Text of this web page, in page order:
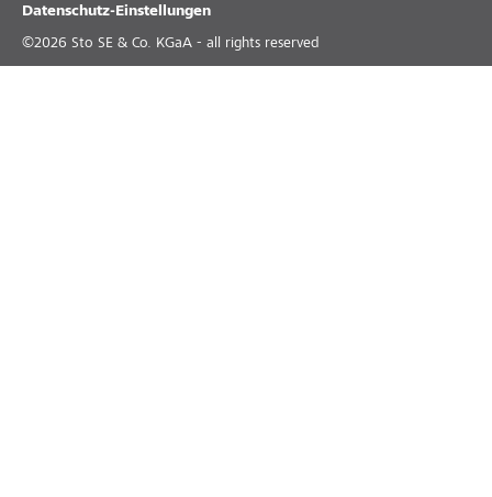
Datenschutz-Einstellungen
©2026 Sto SE & Co. KGaA - all rights reserved